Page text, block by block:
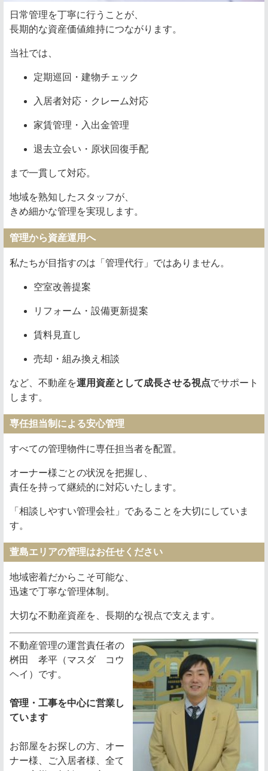
日常管理を丁寧に行うことが、
長期的な資産価値維持につながります。
当社では、
定期巡回・建物チェック
入居者対応・クレーム対応
家賃管理・入出金管理
退去立会い・原状回復手配
まで一貫して対応。
地域を熟知したスタッフが、
きめ細かな管理を実現します。
管理から資産運用へ
私たちが目指すのは「管理代行」ではありません。
空室改善提案
リフォーム・設備更新提案
賃料見直し
売却・組み換え相談
など、不動産を運用資産として成長させる視点でサポート
します。
専任担当制による安心管理
すべての管理物件に専任担当者を配置。
オーナー様ごとの状況を把握し、
責任を持って継続的に対応いたします。
「相談しやすい管理会社」であることを大切にしていま
す。
萱島エリアの管理はお任せください
地域密着だからこそ可能な、
迅速で丁寧な管理体制。
大切な不動産資産を、長期的な視点で支えます。
不動産管理の運営責任者の
桝田 孝平 （マスダ コウ
ヘイ） です。
管理・工事を中心に営業し
ています
お部屋をお探しの方、オー
ナー様、ご入居者様、全て